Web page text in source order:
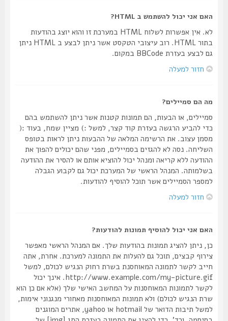
האם אני יכול להשתמש ב HTML?
לא. אין אפשרות לשלוח HTML במערכת זו והוא יוצג בהודעות
בתור HTML. רוב עיצובי הטקסט אשר ניתן לבצע ב HTML ניתן
גם לבצע בעזרת BBCode במקום.
חזור למעלה
מה הם סמיילים?
סמיילים, או הבעות, הם תמונות קטנות אשר ניתן להשתמש בהם
כדי להביע הרגשה בעזרת קוד קצר, למשל :) מציין שמח, בעוד :(
מסמן עצוב. את הרשימה המלאה של ההבעות ניתן לראות בטופס
השליחה. נסה לא להגזים בסמיילים, מפני שהם יכולים להפוך את
ההודעה ללא קריאה ומנהל יכול להוציא אותם או להסיר את ההודעה
בשלמותה. המנהל הראשי של המערכת יכול גם לקבוע הגבלה
למספר הסמיילים אשר תוכל להוסיף להודעות.
חזור למעלה
האם אני יכול להוסיף תמונות להודעות?
כן, ניתן להציג תמונות בהודעות שלך. אם המנהל הראשי מאפשר
צירוף קבצים, תוכל גם להעלות את התמונה למערכת. אחרת, אתה
חייב לקשר לתמונה המאוחסנת בשרת רחוק הנגיש לכולם, למשל
http://www.example.com/my-picture.gif. אינך יכול
לקשר לתמונות המאוחסנות על המחשב האישי שלך (אלא אם כן הוא
שרת הנגיש לכולם) ולא תמונות המאוחסנות מאחורי מנגנוני אימות,
למשל תיבות הדואר של hotmail או yahoo, אתרים המוגנים